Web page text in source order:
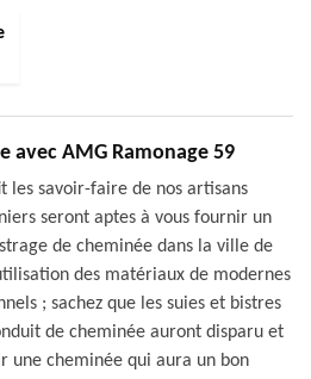
avec AMG Ramonage 59
les savoir-faire de nos artisans
seront aptes à vous fournir un
de cheminée dans la ville de
des matériaux de modernes
; sachez que les suies et bistres
de cheminée auront disparu et
une cheminée qui aura un bon